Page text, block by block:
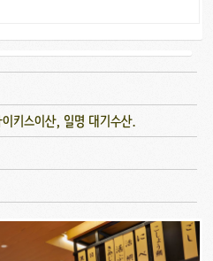
키스이산, 일명 대기수산.